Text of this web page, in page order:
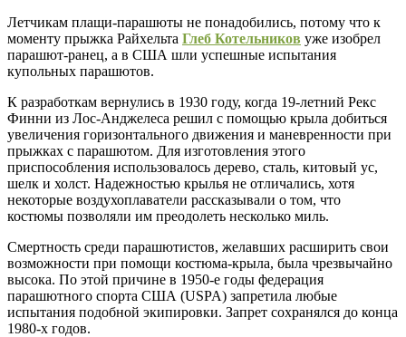
Летчикам плащи-парашюты не понадобились, потому что к
моменту прыжка Райхельта Глеб Котельников уже изобрел
парашют-ранец, а в США шли успешные испытания
купольных парашютов.
К разработкам вернулись в 1930 году, когда 19-летний Рекс
Финни из Лос-Анджелеса решил с помощью крыла добиться
увеличения горизонтального движения и маневренности при
прыжках с парашютом. Для изготовления этого
приспособления использовалось дерево, сталь, китовый ус,
шелк и холст. Надежностью крылья не отличались, хотя
некоторые воздухоплаватели рассказывали о том, что
костюмы позволяли им преодолеть несколько миль.
Смертность среди парашютистов, желавших расширить свои
возможности при помощи костюма-крыла, была чрезвычайно
высока. По этой причине в 1950-е годы федерация
парашютного спорта США (USPA) запретила любые
испытания подобной экипировки. Запрет сохранялся до конца
1980-х годов.